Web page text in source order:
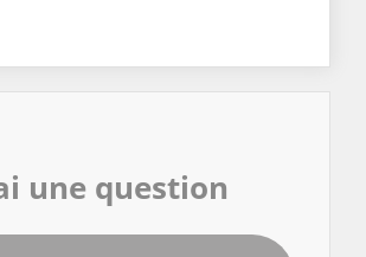
une question